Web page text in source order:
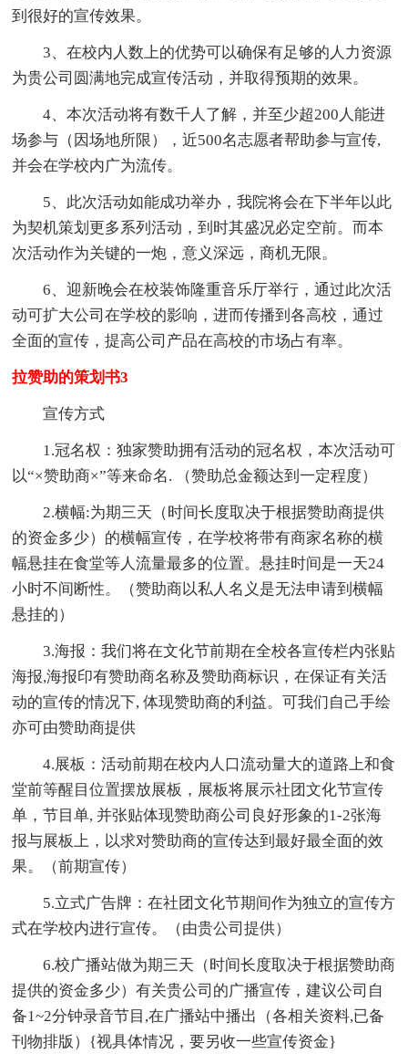
到很好的宣传效果。
3、在校内人数上的优势可以确保有足够的人力资源
为贵公司圆满地完成宣传活动，并取得预期的效果。
4、本次活动将有数千人了解，并至少超200人能进
场参与（因场地所限），近500名志愿者帮助参与宣传,
并会在学校内广为流传。
5、此次活动如能成功举办，我院将会在下半年以此
为契机策划更多系列活动，到时其盛况必定空前。而本
次活动作为关键的一炮，意义深远，商机无限。
6、迎新晚会在校装饰隆重音乐厅举行，通过此次活
动可扩大公司在学校的影响，进而传播到各高校，通过
全面的宣传，提高公司产品在高校的市场占有率。
拉赞助的策划书3
宣传方式
1.冠名权：独家赞助拥有活动的冠名权，本次活动可
以“×赞助商×”等来命名. （赞助总金额达到一定程度）
2.横幅:为期三天（时间长度取决于根据赞助商提供
的资金多少）的横幅宣传，在学校将带有商家名称的横
幅悬挂在食堂等人流量最多的位置。悬挂时间是一天24
小时不间断性。（赞助商以私人名义是无法申请到横幅
悬挂的）
3.海报：我们将在文化节前期在全校各宣传栏内张贴
海报,海报印有赞助商名称及赞助商标识，在保证有关活
动的宣传的情况下, 体现赞助商的利益。可我们自己手绘
亦可由赞助商提供
4.展板：活动前期在校内人口流动量大的道路上和食
堂前等醒目位置摆放展板，展板将展示社团文化节宣传
单，节目单, 并张贴体现赞助商公司良好形象的1-2张海
报与展板上，以求对赞助商的宣传达到最好最全面的效
果。（前期宣传）
5.立式广告牌：在社团文化节期间作为独立的宣传方
式在学校内进行宣传。（由贵公司提供）
6.校广播站做为期三天（时间长度取决于根据赞助商
提供的资金多少）有关贵公司的广播宣传，建议公司自
备1~2分钟录音节目,在广播站中播出（各相关资料,已备
刊物排版）{视具体情况，要另收一些宣传资金}